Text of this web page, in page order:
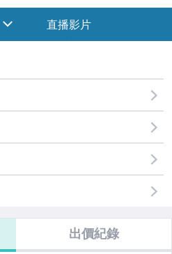
直播影片
出價紀錄